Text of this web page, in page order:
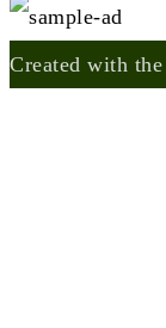
Created with the